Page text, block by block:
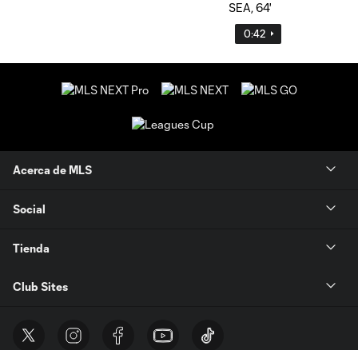
0:42
Acerca de MLS
Social
Tienda
Club Sites